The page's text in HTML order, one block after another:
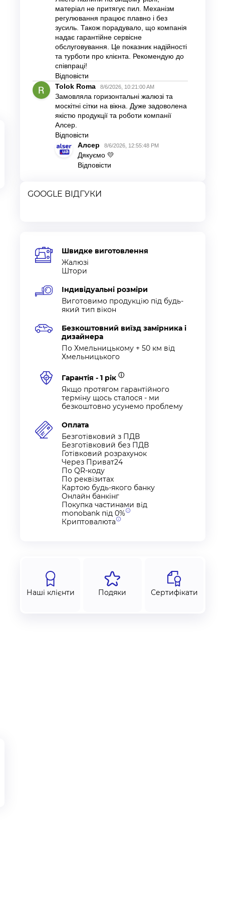
GOOGLE ВІДГУКИ
Швидке виготовлення
Жалюзі
Штори
Індивідуальні розміри
Виготовимо продукцію під будь-
який тип вікон
Безкоштовний виїзд замірника і
дизайнера
По Хмельницькому + 50 км від
Хмельницького
Гарантія - 1 рік ⓘ
Якщо протягом гарантійного
терміну щось сталося - ми
безкоштовно усунемо проблему
Оплата
Безготівковий з ПДВ
Безготівковий без ПДВ
Готівковий розрахунок
Через Приват24
По QR-коду
По реквізитах
Картою будь-якого банку
Онлайн банкінг
Покупка частинами від
monobank під 0%
Криптовалюта
Наші клієнти Подяки Сертифікати